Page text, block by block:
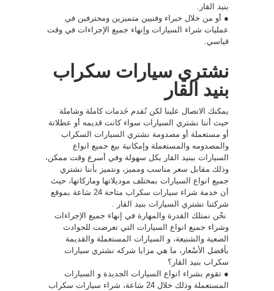
بنيد القار.
● أو من خلال خبراء وفنيين متميزين ومحترفين في
عمليات شراء السيارات وإنهاء جميع الإجراءات في وقت
قياسي.
نشتري سيارات سكراب
بنيد القار
يمكنك الاتصال علينا لكن نُقدم خَدمات كاملة وشاملة
حيث أننا نشتري السيارات سواء كانت قديمه أو عطلانة
أو مستعملة أو مصدومة نشتري السيارات السكراب
والمصدومه والمستعملة وإمكانية بيع جميع انواع
السيارات ببنيد القار بكل سهولة وفي أسرع وقت ممكن،
وذلك مقابل سعر مناسب ومميز، ونتميز بأننا نشتري
جميع انواع السيارات بمختلف موديلاتها وماركاتها، حيث
أن خدمة شراء سيارات سكراب متاحة 24 سَاعة بموقع
شركتنا نشتري السيارات بنيد القار .
نحْن نمتلك القدرة والمهارة في إنهاء جميع الإجراءات
وشراء جميع انواع السيارات التي تعرضت للحوادث
الصعبة والشنيعة، و السيارات المستعملة والقديمة
بأفضل الأسْعار، ما هي مزايا شركه نشتري سيارات
سكراب بنيد القار؟
● تقوم بشراء انواع السيارات الجديدة و السيارات
المستعملة وذلك خلال 24 سَاعة، شراء سيارات سكراب